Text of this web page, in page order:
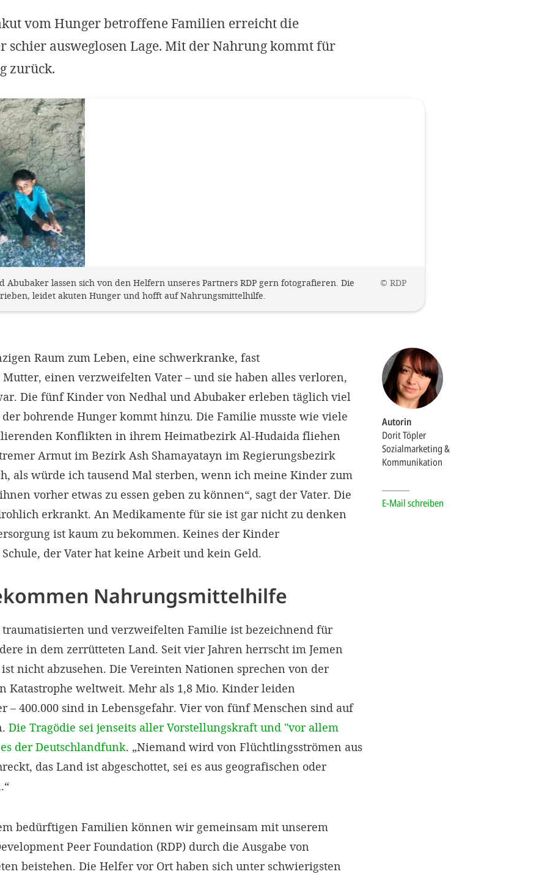
vom Hunger betroffene Familien erreicht die
schier ausweglosen Lage. Mit der Nahrung kommt für
zurück.
lassen sich von den Helfern unseres Partners RDP gern fotografieren. Die
leidet akuten Hunger und hofft auf Nahrungsmittelhilfe.
© RDP
Autorin
Dorit Töpler
Sozialmarketing &
Kommunikation
E-Mail schreiben
Raum zum Leben, eine schwerkranke, fast
einen verzweifelten Vater – und sie haben alles verloren,
Die fünf Kinder von Nedhal und Abubaker erleben täglich viel
bohrende Hunger kommt hinzu. Die Familie musste wie viele
Konflikten in ihrem Heimatbezirk Al-Hudaida fliehen
Armut im Bezirk Ash Shamayatayn im Regierungsbezirk
als würde ich tausend Mal sterben, wenn ich meine Kinder zum
vorher etwas zu essen geben zu können“, sagt der Vater. Die
erkrankt. An Medikamente für sie ist gar nicht zu denken
ist kaum zu bekommen. Keines der Kinder
der Vater hat keine Arbeit und kein Geld.
Nahrungsmittelhilfe
traumatisierten und verzweifelten Familie ist bezeichnend für
in dem zerrütteten Land. Seit vier Jahren herrscht im Jemen
nicht abzusehen. Die Vereinten Nationen sprechen von der
Katastrophe weltweit. Mehr als 1,8 Mio. Kinder leiden
– 400.000 sind in Lebensgefahr. Vier von fünf Menschen sind auf
Die Tragödie sei jenseits aller Vorstellungskraft und "vor allem
der Deutschlandfunk. „Niemand wird von Flüchtlingsströmen aus
das Land ist abgeschottet, sei es aus geografischen oder
bedürftigen Familien können wir gemeinsam mit unserem
Peer Foundation (RDP) durch die Ausgabe von
beistehen. Die Helfer vor Ort haben sich unter schwierigsten